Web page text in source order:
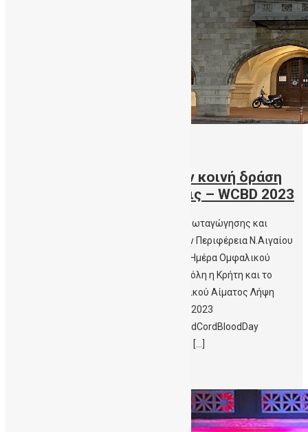
Κοινό Δελτίο Τύπου για την κοινή δράση
Φωταγώγησης και δηλώσεις – WCBD 2023
Κοινό Δελτίο Τύπου για την κοινή δράση Φωταγώγησης και
δηλώσεις από την Περιφέρεια Κρήτης, την Περιφέρεια Ν.Αιγαίου
και την ΔηΤΟΒ Κρήτης για την Παγκόσμια Ημέρα Ομφαλικού
Αίματος Στα χρώματα της ΔηΤΟΒ Κρήτης όλη η Κρήτη και το
Ν.Αιγαίο για την Παγκόσμια Ημέρα Ομφαλικού Αίματος Λήψη
δελτίου τύπου #StemCellAwarenessWeek2023
#ΔωριζωΟμφαλικοΑιμα #WCBD23 #WorldCordBloodDay
#DonateCordBlood Δυνατό μήνυμα για την […]